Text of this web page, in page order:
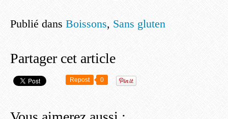
Publié dans Boissons, Sans gluten
Partager cet article
Repost 0